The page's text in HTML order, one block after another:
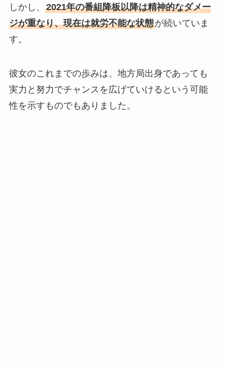
しかし、 2021年の番組降板以降は精神的なダメー
ジが重なり、現在は就労不能な状態が続いていま
す。
彼女のこれまでの歩みは、地方局出身であっても
実力と努力でチャンスを広げていけるという可能
性を示すものでもありました。